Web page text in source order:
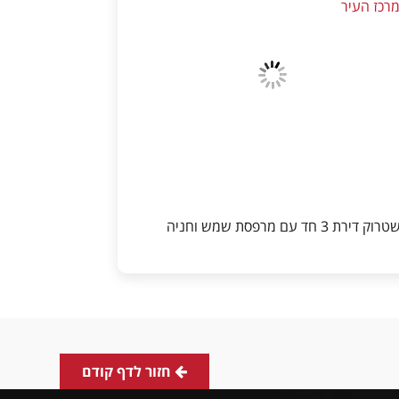
מרכז העיר
דירת 3 חד עם מרפסת שמש וחניה
חזור לדף קודם